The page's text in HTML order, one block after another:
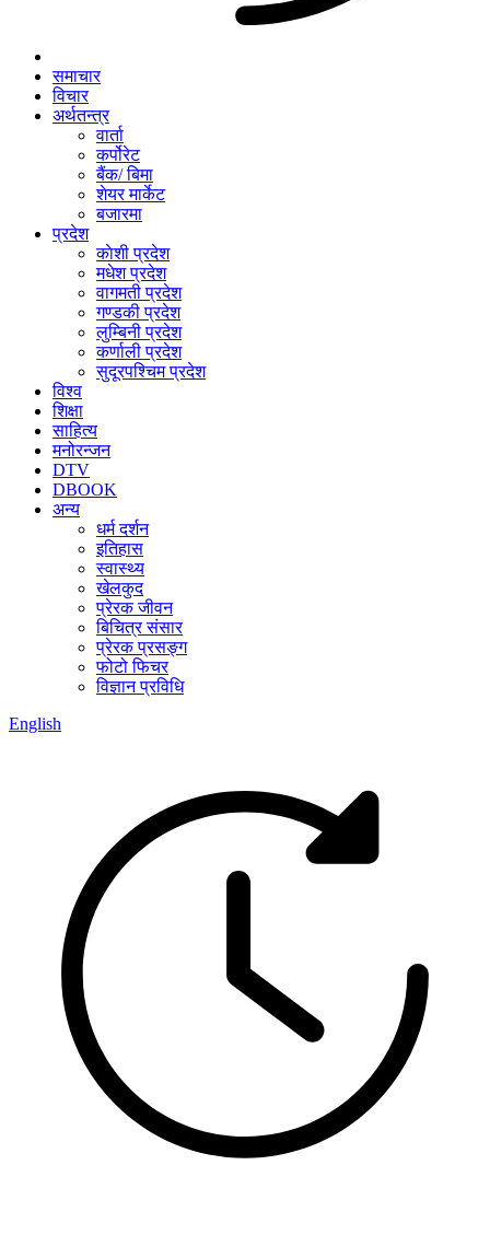
समाचार
विचार
अर्थतन्त्र
वार्ता
कर्पोरेट
बैंक/ बिमा
शेयर मार्केट
बजारमा
प्रदेश
काेशी प्रदेश
मधेश प्रदेश
वागमती प्रदेश
गण्डकी प्रदेश
लुम्बिनी प्रदेश
कर्णाली प्रदेश
सुदूरपश्चिम प्रदेश
विश्व
शिक्षा
साहित्य
मनोरन्जन
DTV
DBOOK
अन्य
धर्म दर्शन
इतिहास
स्वास्थ्य
खेलकुद
प्रेरक जीवन
बिचित्र संसार
प्रेरक प्रसङ्ग
फोटो फिचर
विज्ञान प्रविधि
English